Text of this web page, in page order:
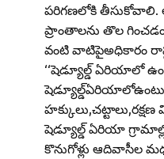
పరిగణలోకి
ప్రాంతాలను తొల
వంటి వాటిపైఅధికారం
‘‘షెడ్యూల్డ్‌ ఏరియాలో
షెడ్యూల్డ్‌ ఏరియా
కొనుగోళ్లు ఆదివాసీల